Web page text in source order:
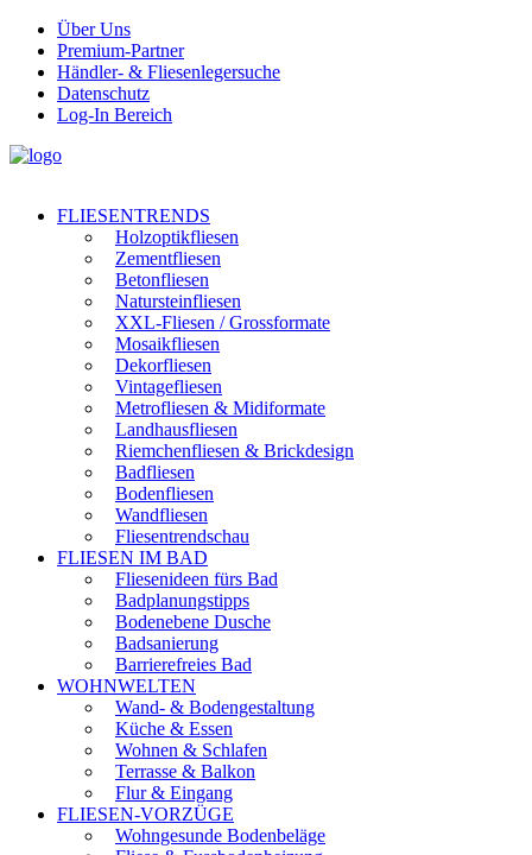
Über Uns
Premium-Partner
Händler- & Fliesenlegersuche
Datenschutz
Log-In Bereich
FLIESENTRENDS
Holzoptikfliesen
Zementfliesen
Betonfliesen
Natursteinfliesen
XXL-Fliesen / Grossformate
Mosaikfliesen
Dekorfliesen
Vintagefliesen
Metrofliesen & Midiformate
Landhausfliesen
Riemchenfliesen & Brickdesign
Badfliesen
Bodenfliesen
Wandfliesen
Fliesentrendschau
FLIESEN IM BAD
Fliesenideen fürs Bad
Badplanungstipps
Bodenebene Dusche
Badsanierung
Barrierefreies Bad
WOHNWELTEN
Wand- & Bodengestaltung
Küche & Essen
Wohnen & Schlafen
Terrasse & Balkon
Flur & Eingang
FLIESEN-VORZÜGE
Wohngesunde Bodenbeläge